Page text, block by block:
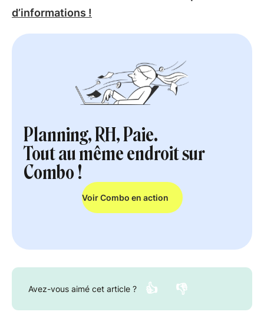
d’informations !
Planning, RH, Paie.
Tout au même endroit sur
Combo !
Voir Combo en action
Avez-vous aimé cet article ? 👍 👎